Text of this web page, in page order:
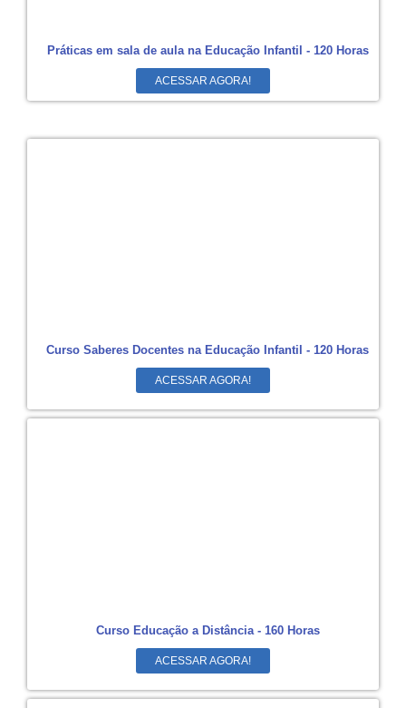
Práticas em sala de aula na Educação Infantil - 120 Horas
ACESSAR AGORA!
Curso Saberes Docentes na Educação Infantil - 120 Horas
ACESSAR AGORA!
Curso Educação a Distância - 160 Horas
ACESSAR AGORA!